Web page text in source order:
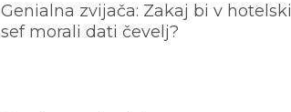
Genialna zvijača: Zakaj bi v hotelski
sef morali dati čevelj?